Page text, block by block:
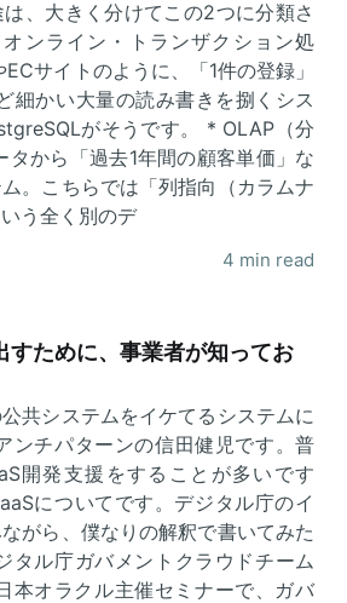
、大きく分けてこの2つに分類さ
ンライン・トランザクション処
サイトのように、「1件の登録」
細かい大量の読み書きを捌くシス
がそうです。 * OLAP（分
タから「過去1年間の顧客単価」な
。こちらでは「列指向（カラムナ
う全く別のデ
4 min read
すために、事業者が知ってお
共システムをイケてるシステムに
ンチパターンの信田健児です。普
開発支援をすることが多いです
についてです。デジタル庁のイ
がら、僕なりの解釈で書いてみた
タル庁ガバメントクラウドチーム
本オラクル主催セミナーで、ガバ